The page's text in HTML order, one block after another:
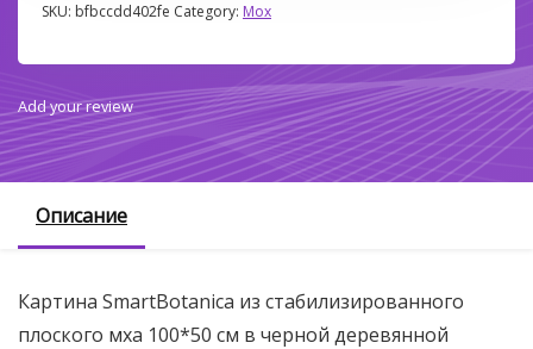
SKU: bfbccdd402fe Category: Мох
Add your review
Описание
Картина SmartBotanica из стабилизированного
плоского мха 100*50 см в черной деревянной